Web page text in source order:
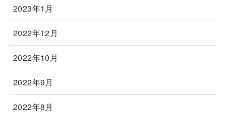
2023年1月
2022年12月
2022年10月
2022年9月
2022年8月